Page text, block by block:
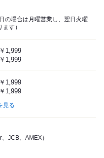
の場合は月曜営業し、翌日火曜
す）
1,999
1,999
1,999
1,999
見る
、JCB、AMEX）